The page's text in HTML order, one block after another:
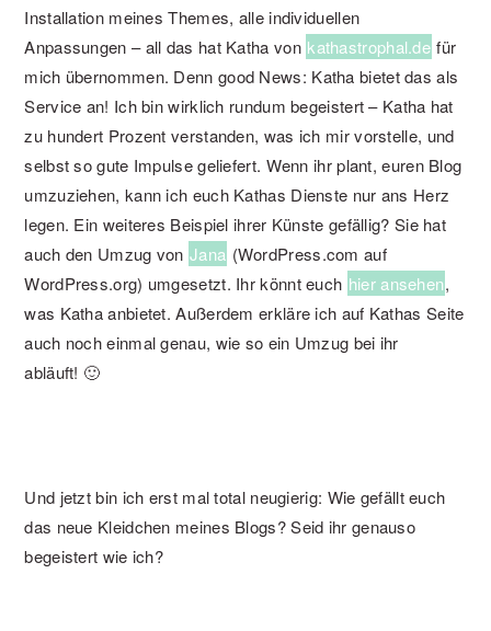
Installation meines Themes, alle individuellen
Anpassungen – all das hat Katha von kathastrophal.de für
mich übernommen. Denn good News: Katha bietet das als
Service an! Ich bin wirklich rundum begeistert – Katha hat
zu hundert Prozent verstanden, was ich mir vorstelle, und
selbst so gute Impulse geliefert. Wenn ihr plant, euren Blog
umzuziehen, kann ich euch Kathas Dienste nur ans Herz
legen. Ein weiteres Beispiel ihrer Künste gefällig? Sie hat
auch den Umzug von Jana (WordPress.com auf
WordPress.org) umgesetzt. Ihr könnt euch hier ansehen,
was Katha anbietet. Außerdem erkläre ich auf Kathas Seite
auch noch einmal genau, wie so ein Umzug bei ihr
abläuft! 🙂
Und jetzt bin ich erst mal total neugierig: Wie gefällt euch
das neue Kleidchen meines Blogs? Seid ihr genauso
begeistert wie ich?